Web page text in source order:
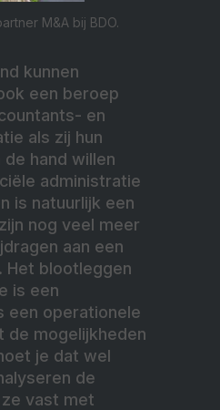
M&A bij BDO.
kunnen
een beroep
en
als zij hun
hand willen
administratie
is natuurlijk een
nog veel meer
aan een
Het blootleggen
is een
een operationele
de mogelijkheden
je dat wel
de
vast met